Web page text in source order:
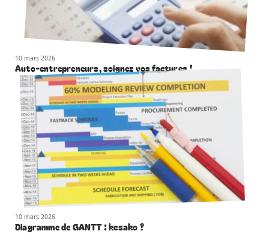
10 mars 2026
Auto-entrepreneurs, soignez vos factures !
10 mars 2026
Diagramme de GANTT : kesako ?